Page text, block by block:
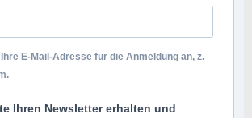
E-Mail-Adresse für die Anmeldung an, z.
.
Ihren Newsletter erhalten und